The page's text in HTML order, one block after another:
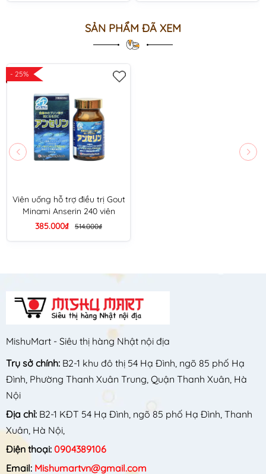
SẢN PHẨM ĐÃ XEM
- 25%
Viên uống hỗ trợ điều trị Gout
Minami Anserin 240 viên
385.000₫
514.000₫
MishuMart - Siêu thị hàng Nhật nội địa
Trụ sở chính: B2-1 khu đô thị 54 Hạ Đình, ngõ 85 phố Hạ
Đình, Phường Thanh Xuân Trung, Quận Thanh Xuân, Hà
Nội
Địa chỉ: B2-1 KĐT 54 Hạ Đình, ngõ 85 phố Hạ Đình, Thanh
Xuân, Hà Nội,
Điện thoại: 0904389106
Email: Mishumartvn@gmail.com